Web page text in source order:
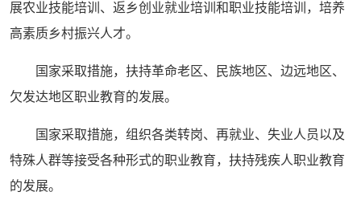
展农业技能培训、返乡创业就业培训和职业技能培训，培养
高素质乡村振兴人才。
国家采取措施，扶持革命老区、民族地区、边远地区、
欠发达地区职业教育的发展。
国家采取措施，组织各类转岗、再就业、失业人员以及
特殊人群等接受各种形式的职业教育，扶持残疾人职业教育
的发展。